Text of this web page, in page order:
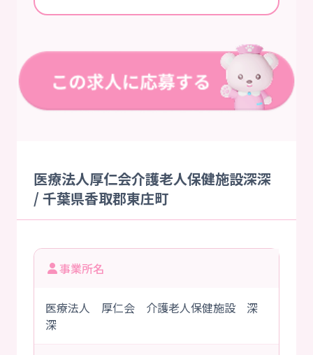
医療法人厚仁会介護老人保健施設深深
/ 千葉県香取郡東庄町
事業所名
医療法人 厚仁会 介護老人保健施設 深
深